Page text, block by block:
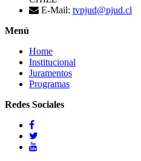
E-Mail: tvpjud@pjud.cl
Menú
Home
Institucional
Juramentos
Programas
Redes Sociales